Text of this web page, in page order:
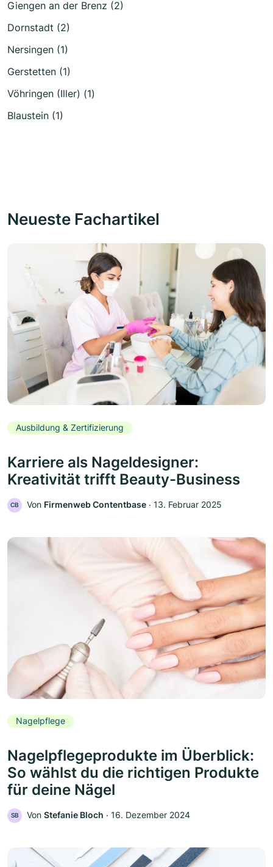
Giengen an der Brenz (2)
Dornstadt (2)
Nersingen (1)
Gerstetten (1)
Vöhringen (Iller) (1)
Blaustein (1)
Neueste Fachartikel
Ausbildung & Zertifizierung
Karriere als Nageldesigner:
Kreativität trifft Beauty-Business
CB Von Firmenweb Contentbase ‧ 13. Februar 2025
Nagelpflege
Nagelpflegeprodukte im Überblick:
So wählst du die richtigen Produkte
für deine Nägel
SB Von Stefanie Bloch ‧ 16. Dezember 2024